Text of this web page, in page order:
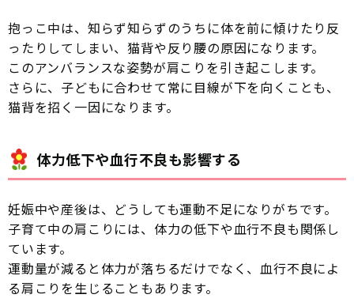
抱っこ中は、知らず知らずのうちに体を前に傾けたり反
ったりしてしまい、猫背や反り腰の原因になります。
このアンバランスな姿勢が肩こりを引き起こします。
さらに、子どもに合わせて常に目線が下を向くことも、
猫背を招く一因になります。
体力低下や血行不良も影響する
妊娠中や産後は、どうしても運動不足になりがちです。
子育て中の肩こりには、体力の低下や血行不良も関係し
ています。
運動量が減ると体力が落ちるだけでなく、血行不良によ
る肩こりを生じることもあります。